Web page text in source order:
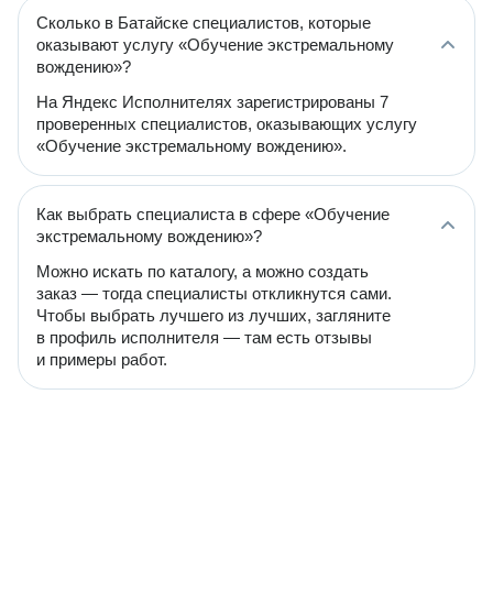
Сколько в Батайске специалистов, которые
оказывают услугу «Обучение экстремальному
вождению»?
На Яндекс Исполнителях зарегистрированы 7
проверенных специалистов, оказывающих услугу
«Обучение экстремальному вождению».
Как выбрать специалиста в сфере «Обучение
экстремальному вождению»?
Можно искать по каталогу, а можно создать
заказ — тогда специалисты откликнутся сами.
Чтобы выбрать лучшего из лучших, загляните
в профиль исполнителя — там есть отзывы
и примеры работ.